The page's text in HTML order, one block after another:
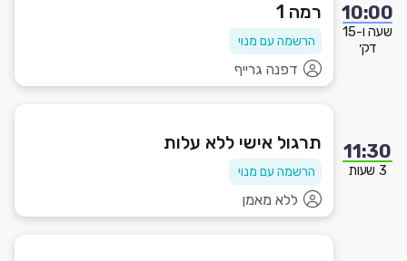
10:00
שעה ו-15
דק׳
רמה 1
הרשמה עם מנוי
דפנה גרייף
11:30
3 שעות
תרגול אישי ללא עלות
הרשמה עם מנוי
ללא מאמן